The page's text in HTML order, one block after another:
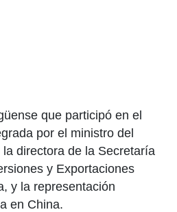
que participó en el
por el ministro del
directora de la Secretaría
y Exportaciones
y la representación
en China.